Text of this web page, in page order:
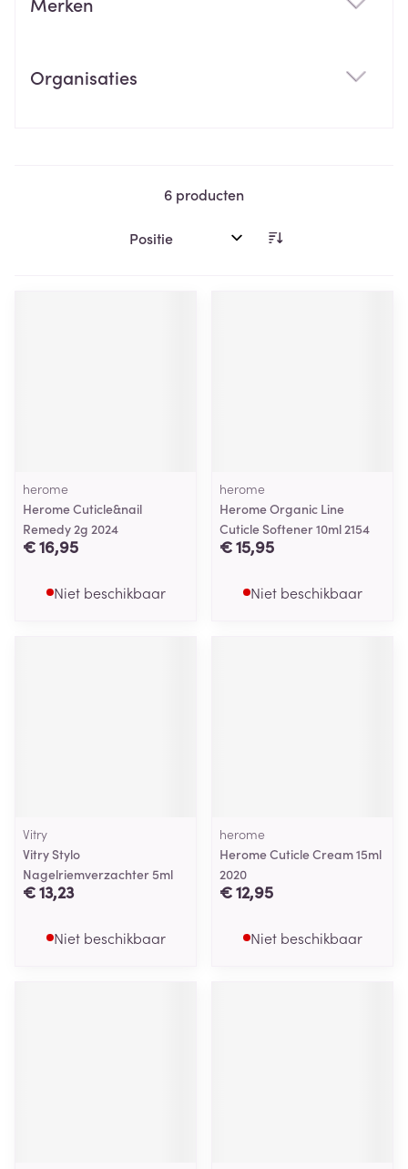
Organisaties
6 producten
Sorteer op:
herome
Herome Cuticle&nail
Remedy 2g 2024
€ 16,95
Niet beschikbaar
herome
Herome Organic Line
Cuticle Softener 10ml 2154
€ 15,95
Niet beschikbaar
Vitry
Vitry Stylo
Nagelriemverzachter 5ml
€ 13,23
Niet beschikbaar
herome
Herome Cuticle Cream 15ml
2020
€ 12,95
Niet beschikbaar